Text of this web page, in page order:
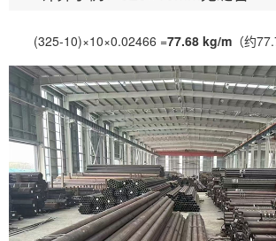
(325-10)×10×0.02466 =77.68 kg/m （约